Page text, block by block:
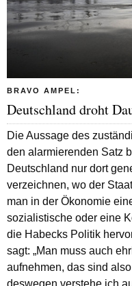
BRAVO AMPEL:
Deutschland droht
Die Aussage des
den alarmierenden Satz
Deutschland nur dort
verzeichnen, wo der
man in der Ökonomie
sozialistische oder eine
die Habecks Politik
sagt: „Man muss auch
aufnehmen, das sind
deswegen verstehe ich